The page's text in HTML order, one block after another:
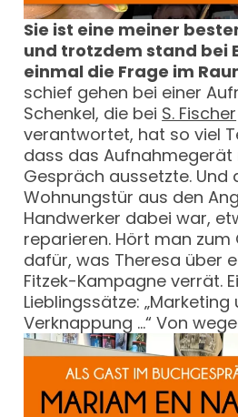
Sie ist eine meiner
und trotzdem stand bei
einmal die Frage im
schief gehen bei einer
Schenkel, die bei S. Fischer
verantwortet, hat so viel
dass das
Gespräch aussetzte. Und
Wohnungstür aus den
Handwerker dabei war,
reparieren. Hört man zum
dafür, was Theresa über
Fitzek-Kampagne verrät.
Lieblingssätze:
Verknappung …“ Von